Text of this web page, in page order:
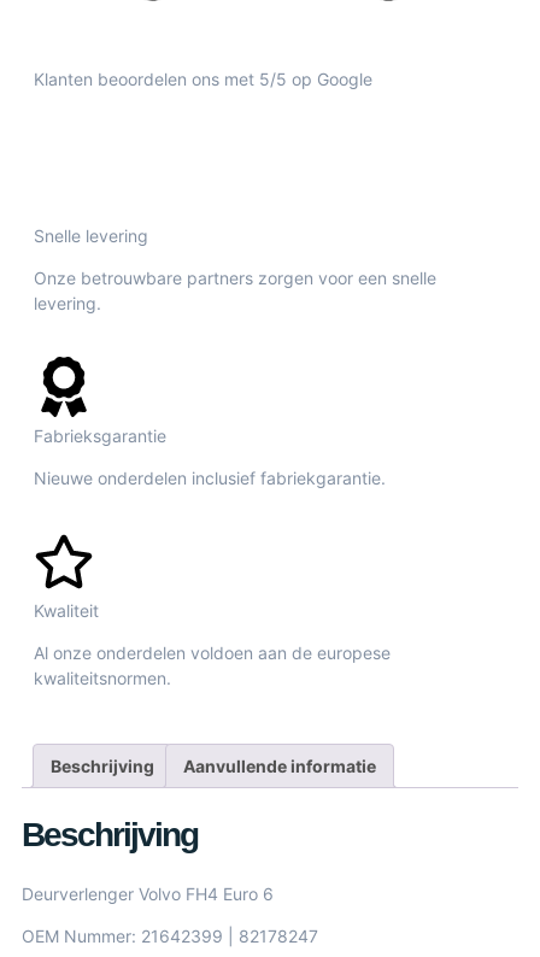
Klanten beoordelen ons met 5/5 op Google
Snelle levering
Onze betrouwbare partners zorgen voor een snelle
levering.
Fabrieksgarantie
Nieuwe onderdelen inclusief fabriekgarantie.
Kwaliteit
Al onze onderdelen voldoen aan de europese
kwaliteitsnormen.
Beschrijving Aanvullende informatie
Beschrijving
Deurverlenger Volvo FH4 Euro 6
OEM Nummer: 21642399 | 82178247